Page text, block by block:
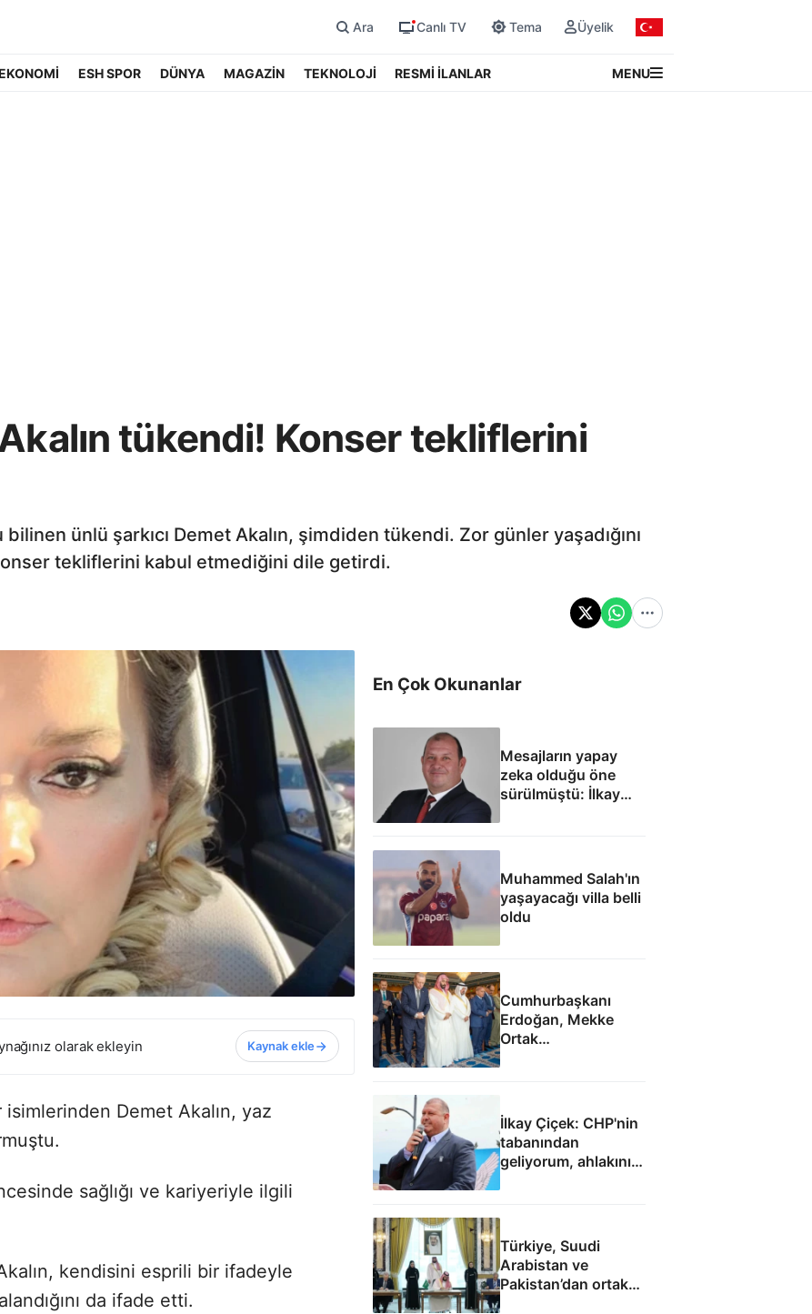
Ara Canlı TV Tema Üyelik
ESH SPOR DÜNYA MAGAZİN TEKNOLOJİ RESMİ İLANLAR MENU
Akalın tükendi! Konser tekliflerini
ünlü şarkıcı Demet Akalın, şimdiden tükendi. Zor günler yaşadığını
tekliflerini kabul etmediğini dile getirdi.
olarak ekleyin Kaynak ekle
Demet Akalın, yaz
sağlığı ve kariyeriyle ilgili
kendisini esprili bir ifadeyle
da ifade etti.
En Çok Okunanlar
Mesajların yapay
zeka olduğu öne
sürülmüştü: İlkay
Muhammed Salah'ın
yaşayacağı villa belli
oldu
Cumhurbaşkanı
Erdoğan, Mekke
Ortak
Anlaşması'ndan
İlkay Çiçek: CHP'nin
tabanından
geliyorum, ahlakını
Türkiye, Suudi
Arabistan ve
Pakistan’dan ortak
savunma